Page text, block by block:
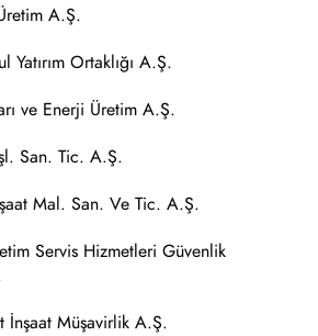
A.Ş.
Yatırım Ortaklığı A.Ş.
ve Enerji Üretim A.Ş.
San. Tic. A.Ş.
Mal. San. Ve Tic. A.Ş.
Servis Hizmetleri Güvenlik
İnşaat Müşavirlik A.Ş.